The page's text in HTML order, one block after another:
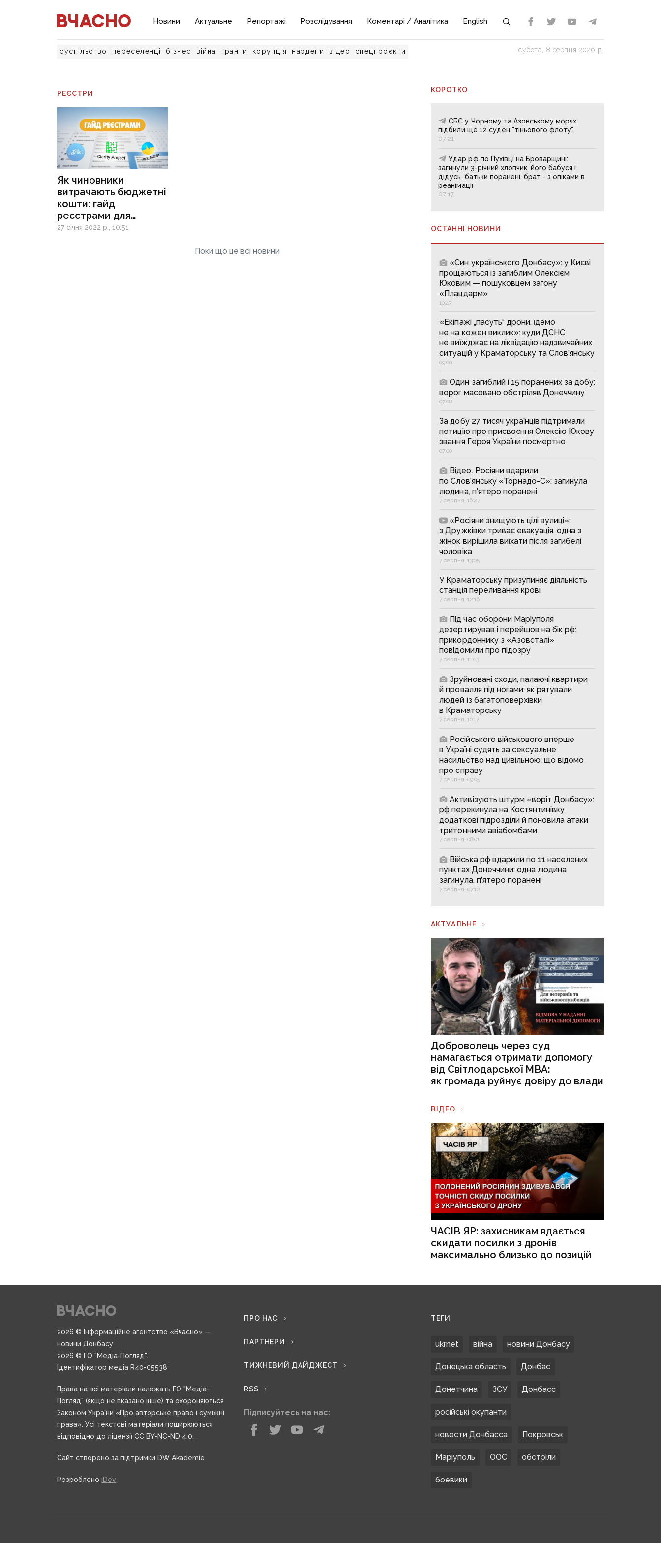
Новини Актуальне Репортажі Розслідування Коментарі / Аналітика English
суспільство переселенці бізнес війна гранти корупція нардепи відео спецпроєкти субота, 8 серпня 2026 р.
РЕЄСТРИ
Як чиновники
витрачають бюджетні
кошти: гайд
реєстрами для
жителів Донеччини
27 січня 2022 р., 10:51
Поки що це всі новини
КОРОТКО
СБС у Чорному та Азовському морях
підбили ще 12 суден "тіньового флоту".
07:21
Удар рф по Пухівці на Броварщині:
загинули 3-річний хлопчик, його бабуся і
дідусь, батьки поранені, брат - з опіками в
реанімації
07:17
ОСТАННІ НОВИНИ
«Син українського Донбасу»: у Києві
прощаються із загиблим Олексієм
Юковим — пошуковцем загону
«Плацдарм»
10:47
«Екіпажі „пасуть“ дрони, їдемо
не на кожен виклик»: куди ДСНС
не виїжджає на ліквідацію надзвичайних
ситуацій у Краматорську та Слов’янську
09:00
Один загиблий і 15 поранених за добу:
ворог масовано обстріляв Донеччину
07:08
За добу 27 тисяч українців підтримали
петицію про присвоєння Олексію Юкову
звання Героя України посмертно
07:00
Відео. Росіяни вдарили
по Слов’янську «Торнадо-С»: загинула
людина, п’ятеро поранені
7 серпня, 16:27
«Росіяни знищують цілі вулиці»:
з Дружківки триває евакуація, одна з
жінок вирішила виїхати після загибелі
чоловіка
7 серпня, 13:05
У Краматорську призупиняє діяльність
станція переливання крові
7 серпня, 12:16
Під час оборони Маріуполя
дезертирував і перейшов на бік рф:
прикордоннику з «Азовсталі»
повідомили про підозру
7 серпня, 11:03
Зруйновані сходи, палаючі квартири
й провалля під ногами: як рятували
людей із багатоповерхівки
в Краматорську
7 серпня, 10:17
Російського військового вперше
в Україні судять за сексуальне
насильство над цивільною: що відомо
про справу
7 серпня, 09:05
Активізують штурм «воріт Донбасу»:
рф перекинула на Костянтинівку
додаткові підрозділи й поновила атаки
тритонними авіабомбами
7 серпня, 08:01
Війська рф вдарили по 11 населених
пунктах Донеччини: одна людина
загинула, п’ятеро поранені
7 серпня, 07:12
АКТУАЛЬНЕ
Доброволець через суд
намагається отримати допомогу
від Світлодарської МВА:
як громада руйнує довіру до влади
ВІДЕО
ЧАСІВ ЯР: захисникам вдається
скидати посилки з дронів
максимально близько до позицій
2026 © Інформаційне агентство «Вчасно» —
новини Донбасу.
2026 © ГО "Медіа-Погляд".
Ідентифікатор медіа R40-05538
Права на всі матеріали належать ГО "Медіа-
Погляд" (якщо не вказано інше) та охороняються
Законом України «Про авторське право і суміжні
права». Усі текстові матеріали поширюються
відповідно до ліцензії CC BY-NC-ND 4.0.
Сайт створено за підтримки DW Akademie
Розроблено iDev
ПРО НАС
ПАРТНЕРИ
ТИЖНЕВИЙ ДАЙДЖЕСТ
RSS
Підписуйтесь на нас:
ТЕГИ
ukrnet війна новини Донбасу
Донецька область Донбас
Донетчина ЗСУ Донбасс
російські окупанти
новости Донбасса Покровськ
Маріуполь ООС обстріли
боевики